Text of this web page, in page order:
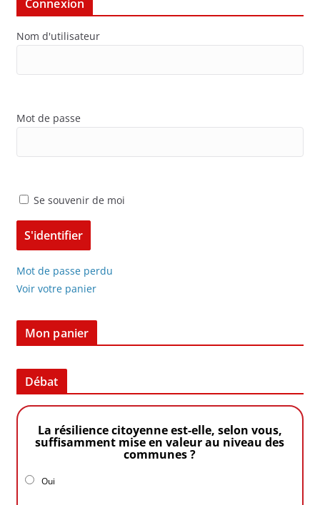
Connexion
Nom d'utilisateur
Mot de passe
Se souvenir de moi
Mot de passe perdu
Voir votre panier
Mon panier
Débat
La résilience citoyenne est-elle, selon vous,
suffisamment mise en valeur au niveau des
communes ?
Oui